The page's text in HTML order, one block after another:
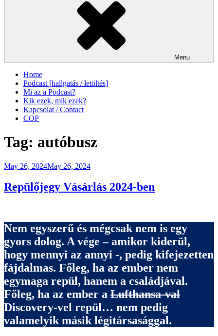
Menu
Home
Podcast [hallgatás / letöltés]
Mi az a Podcast?
Kik ezek, mik ezek?
Kapcsolat / Contact
COP
Tag: autóbusz
Posted
May 26, 2024May 26, 2024
Repülőjegy Vásárlás 2024-ben
Nem egyszerű és mégcsak nem is egy
gyors dolog. A vége – amikor kiderül,
hogy mennyi az annyi -, pedig kifejezetten
fájdalmas. Főleg, ha az ember nem
egymaga repül, hanem a családjával.
Főleg, ha az ember a Lufthansa-val
Discovery-vel repül… nem pedig
valamelyik másik légitársasággal.